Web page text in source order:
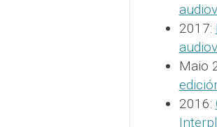
2017:
Maio
2016: